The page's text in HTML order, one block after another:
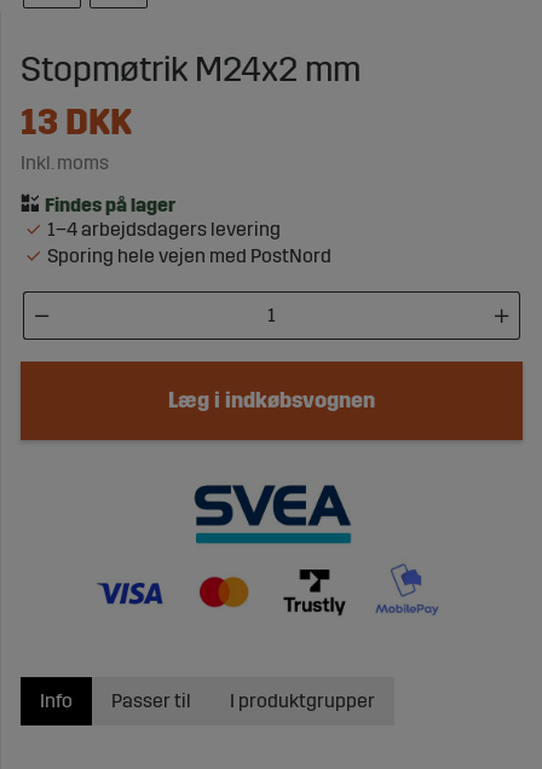
Stopmøtrik M24x2 mm
13 DKK
Inkl. moms
1–4 arbejdsdagers levering
Sporing hele vejen med PostNord
Læg i indkøbsvognen
Info Passer til I produktgrupper